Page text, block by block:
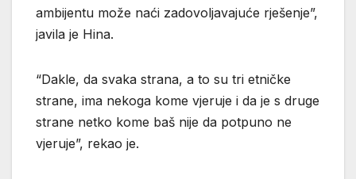
ambijentu može naći zadovoljavajuće rješenje”,
javila je Hina.
“Dakle, da svaka strana, a to su tri etničke
strane, ima nekoga kome vjeruje i da je s druge
strane netko kome baš nije da potpuno ne
vjeruje”, rekao je.